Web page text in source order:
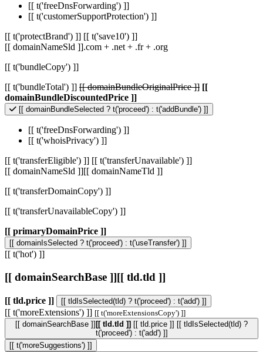
[[ t('freeDnsForwarding') ]]
[[ t('customerSupportProtection') ]]
[[ t('protectBrand') ]] [[ t('save10') ]]
[[ domainNameSld ]].com + .net + .fr+ .org
[[ t('bundleCopy') ]]
[[ t('bundleTotal') ]] [[ domainBundleOriginalPrice ]] [[
domainBundleDiscountedPrice ]]
[[ domainBundleSelected ? t('proceed') : t('addBundle') ]]
[[ t('freeDnsForwarding') ]]
[[ t('whoisPrivacy') ]]
[[ t('transferEligible') ]] [[ t('transferUnavailable') ]]
[[ domainNameSld ]][[ domainNameTld ]]
[[ t('transferDomainCopy') ]]
[[ t('transferUnavailableCopy') ]]
[[ primaryDomainPrice ]]
[[ domainIsSelected ? t('proceed') : t('useTransfer') ]]
[[ t('hot') ]]
[[ domainSearchBase ]][[ tld.tld ]]
[[ tld.price ]] [[ tldIsSelected(tld) ? t('proceed') : t('add') ]]
[[ t('moreExtensions') ]] [[ t('moreExtensionsCopy') ]]
[[ domainSearchBase ]][[ tld.tld ]] [[ tld.price ]] [[ tldIsSelected(tld) ?
t('proceed') : t('add') ]]
[[ t('moreSuggestions') ]]